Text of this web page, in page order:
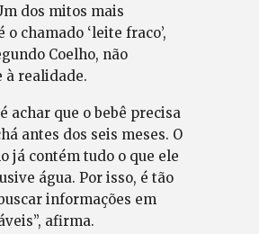
dos mitos mais
o chamado ‘leite fraco’,
Coelho, não
à realidade.
achar que o bebê precisa
antes dos seis meses. O
já contém tudo o que ele
água. Por isso, é tão
informações em
afirma.